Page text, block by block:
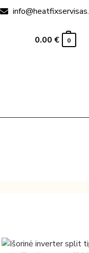
0.00 € 0